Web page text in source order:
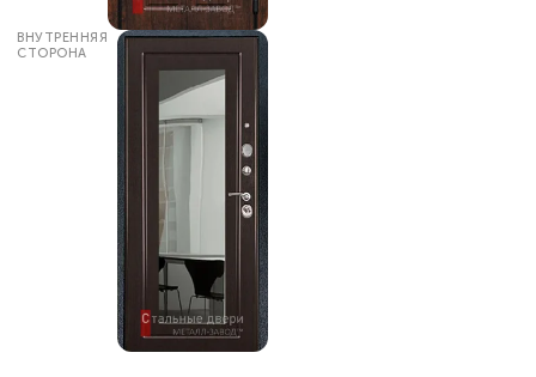
ВНУТРЕННЯЯ
СТОРОНА